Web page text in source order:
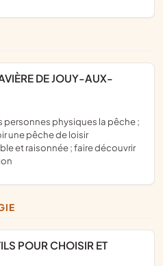
une pêche de loisir
et raisonnée ; faire découvrir